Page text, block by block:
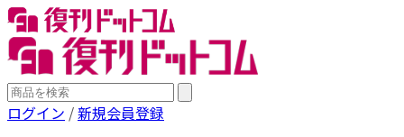
ログイン /新規会員登録